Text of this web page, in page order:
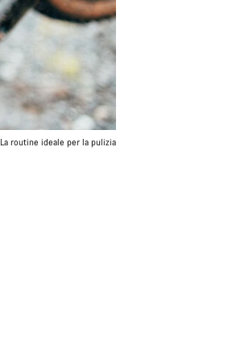
La routine ideale per la pulizia